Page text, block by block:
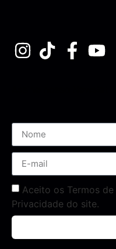
Aceito os Termos
Privacidade do site.